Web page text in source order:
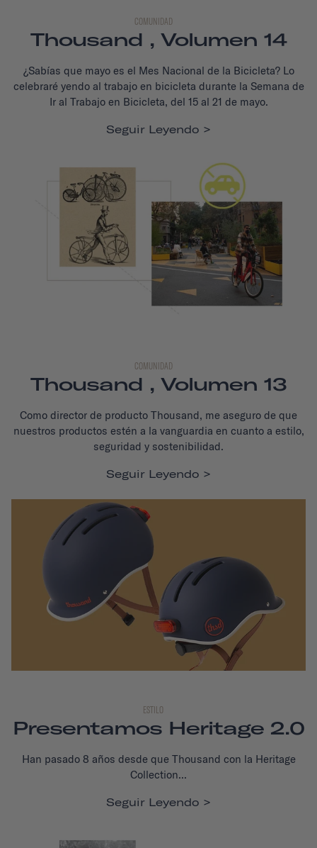
COMUNIDAD
Thousand , Volumen 14
¿Sabías que mayo es el Mes Nacional de la Bicicleta? Lo
celebraré yendo al trabajo en bicicleta durante la Semana de
Ir al Trabajo en Bicicleta, del 15 al 21 de mayo.
Seguir Leyendo
COMUNIDAD
Thousand , Volumen 13
Como director de producto Thousand, me aseguro de que
nuestros productos estén a la vanguardia en cuanto a estilo,
seguridad y sostenibilidad.
Seguir Leyendo
ESTILO
Presentamos Heritage 2.0
Han pasado 8 años desde que Thousand con la Heritage
Collection...
Seguir Leyendo